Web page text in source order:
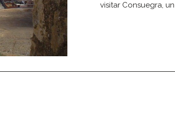
visitar Consuegra,